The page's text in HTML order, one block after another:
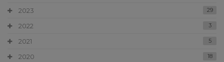
2023 29
2022 3
2021 5
2020 18